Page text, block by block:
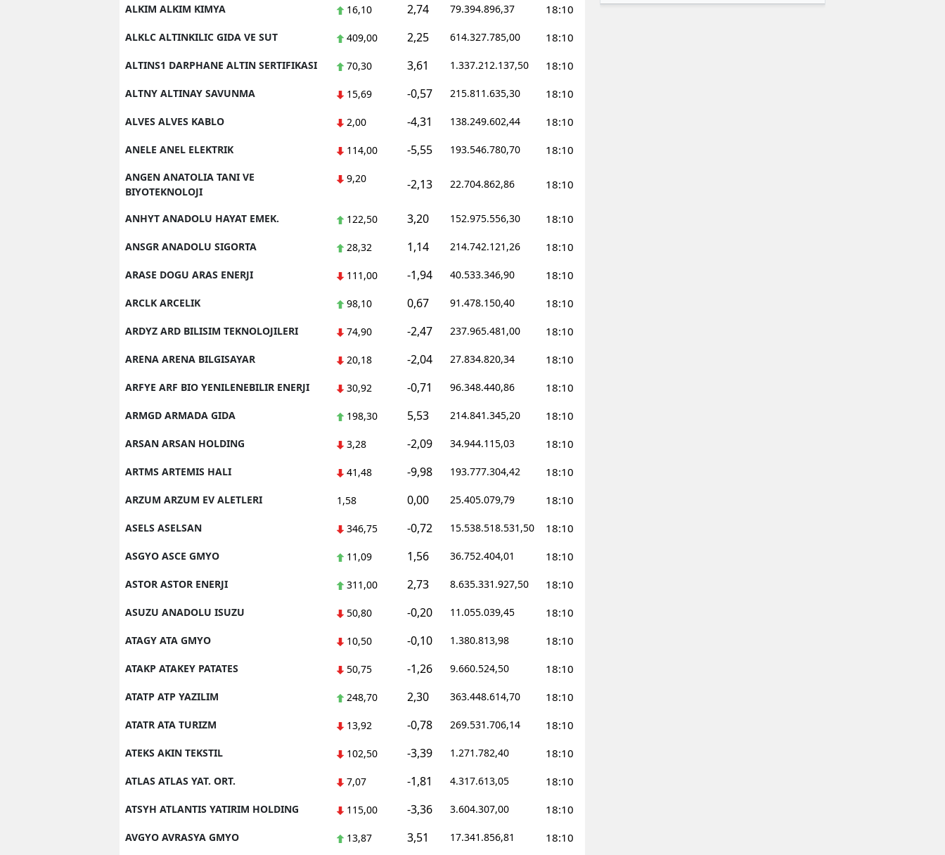
Van
Yozgat
Zonguldak
Aksaray
Bayburt
Karaman
Kırıkkale
Batman
ALKIM ALKIM KIMYA 16,10 2,74 79.394.896,37 18:10
ALKLC ALTINKILIC GIDA VE SUT 409,00 2,25 614.327.785,00 18:10
ALTINS1 DARPHANE ALTIN SERTIFIKASI 70,30 3,61 1.337.212.137,50 18:10
ALTNY ALTINAY SAVUNMA 15,69 -0,57 215.811.635,30 18:10
ALVES ALVES KABLO 2,00 -4,31 138.249.602,44 18:10
ANELE ANEL ELEKTRIK 114,00 -5,55 193.546.780,70 18:10
ANGEN ANATOLIA TANI VE
BIYOTEKNOLOJI
9,20 -2,13 22.704.862,86 18:10
ANHYT ANADOLU HAYAT EMEK. 122,50 3,20 152.975.556,30 18:10
ANSGR ANADOLU SIGORTA 28,32 1,14 214.742.121,26 18:10
ARASE DOGU ARAS ENERJI 111,00 -1,94 40.533.346,90 18:10
ARCLK ARCELIK 98,10 0,67 91.478.150,40 18:10
ARDYZ ARD BILISIM TEKNOLOJILERI 74,90 -2,47 237.965.481,00 18:10
ARENA ARENA BILGISAYAR 20,18 -2,04 27.834.820,34 18:10
ARFYE ARF BIO YENILENEBILIR ENERJI 30,92 -0,71 96.348.440,86 18:10
ARMGD ARMADA GIDA 198,30 5,53 214.841.345,20 18:10
ARSAN ARSAN HOLDING 3,28 -2,09 34.944.115,03 18:10
ARTMS ARTEMIS HALI 41,48 -9,98 193.777.304,42 18:10
ARZUM ARZUM EV ALETLERI 1,58 0,00 25.405.079,79 18:10
ASELS ASELSAN 346,75 -0,72 15.538.518.531,50 18:10
ASGYO ASCE GMYO 11,09 1,56 36.752.404,01 18:10
ASTOR ASTOR ENERJI 311,00 2,73 8.635.331.927,50 18:10
ASUZU ANADOLU ISUZU 50,80 -0,20 11.055.039,45 18:10
ATAGY ATA GMYO 10,50 -0,10 1.380.813,98 18:10
ATAKP ATAKEY PATATES 50,75 -1,26 9.660.524,50 18:10
ATATP ATP YAZILIM 248,70 2,30 363.448.614,70 18:10
ATATR ATA TURIZM 13,92 -0,78 269.531.706,14 18:10
ATEKS AKIN TEKSTIL 102,50 -3,39 1.271.782,40 18:10
ATLAS ATLAS YAT. ORT. 7,07 -1,81 4.317.613,05 18:10
ATSYH ATLANTIS YATIRIM HOLDING 115,00 -3,36 3.604.307,00 18:10
AVGYO AVRASYA GMYO 13,87 3,51 17.341.856,81 18:10